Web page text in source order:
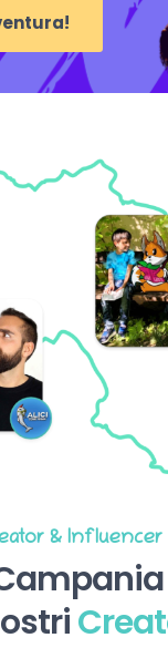
& Influencer